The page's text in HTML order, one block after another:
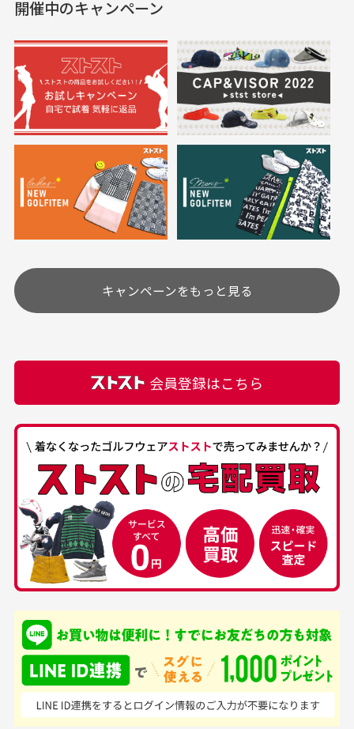
満足です。
30代女性
高価なブルゾンがお
高価なブルゾンがお安く
購入できました。状態も
最高でした。
30代女性
いつも素敵な商品を
す
美品です。いつも素敵な
商品をありがとうござい
ます。
30代男性
中古ゴルフウェアの
品揃えがすごい
て、ここまでゴルフブラ
ンドの取り扱いがあるの
はすごい。 毎日たくさ
んの商品がアップされて
いるので新作チェックす
50代男性
安心して中古ウェア
を買えるお店です
ており商品を大切にして
いる感が伝わってきまし
た 「フロント部分に汚
れあり」と記載ありまし
送料はいくらかかりますか？
何点ご購入頂いた場合も全国一律で800円とさせて頂
いております。(1配送先につき)
また5,000円(税込)以上お買い物をして頂けた場合は送
※必ず１つのショッピングカートに複数商品を入れて
ご注文下さいませ。
定休日はありますか？
土.日.祝日は定休日となっております。
その他の休日につきましてはサイト上にて告知させて
頂きます。
カートの有効時間はありますか？
は自動的にカート内の商品が削除されますのでご注意
下さい。
お気に入り機能をご利用下さい。
実寸サイズについて
一点一点手作業で計測しておりますので、若干の誤
差が生じる場合がございます。
においについて
ユーズド商品の特性故、メンテンスを行っておりま
すが、におい（煙草、香水、お香、古着特有の香
り、柔軟剤等)が付着している場合がございます。
付属品について
付属品の記載につきましては、弊社に入荷した時点
ある場合もございます。
経年劣化について
当店では商品の管理には細心の注意を払っておりま
すが、経年により素材の劣化やパーツの強度低下が
生じている場合がございます。
銀行振込（前払い）
入金確認後商品発送となります。
※土曜、日曜、祝日は入金確認及び発送業務は致しておりま
せん。
尚、お振込み手数料はお客様ご負担となります。入金確認後
商品発送となります。
ご注文頂いてから7日以内をお振込み期限とさせ
申し込まれた商品と届いた商品が異なっている場合
商品説明に記載されていない汚れやダメージがある商品
の場合
開催中のキャンペーン
キャンペーンをもっと見る
会員登録はこちら